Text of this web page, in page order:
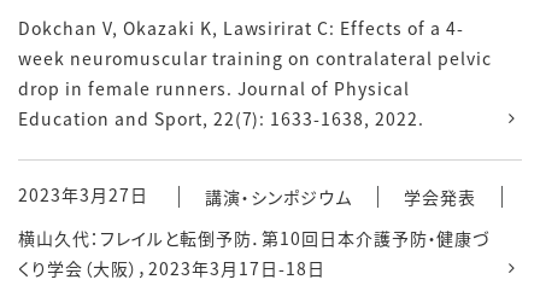
Dokchan V, Okazaki K, Lawsirirat C: Effects of a 4-
week neuromuscular training on contralateral pelvic
drop in female runners. Journal of Physical
Education and Sport, 22(7): 1633-1638, 2022.
2023年3月27日 講演・シンポジウム
学会発表
横山久代：フレイルと転倒予防．第10回日本介護予防・健康づ
くり学会（大阪），2023年3月17日-18日